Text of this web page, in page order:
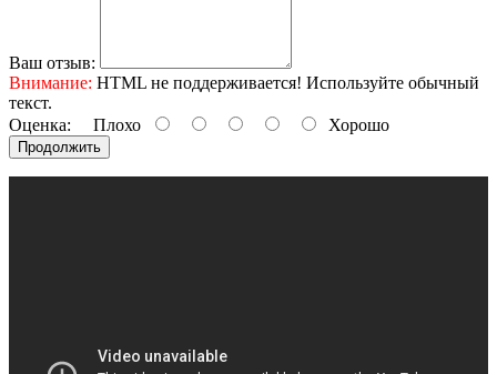
Ваш отзыв:
Внимание: HTML не поддерживается! Используйте обычный
текст.
Оценка: Плохо Хорошо
Продолжить